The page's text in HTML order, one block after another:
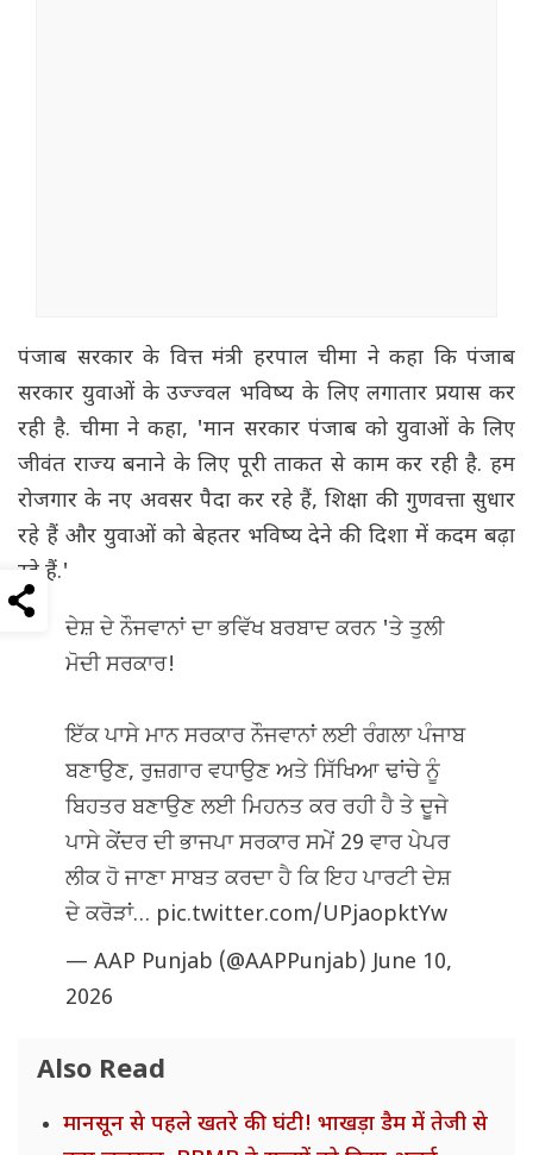
पंजाब सरकार के वित्त मंत्री हरपाल चीमा ने कहा कि पंजाब
सरकार युवाओं के उज्ज्वल भविष्य के लिए लगातार प्रयास कर
रही है. चीमा ने कहा, 'मान सरकार पंजाब को युवाओं के लिए
जीवंत राज्य बनाने के लिए पूरी ताकत से काम कर रही है. हम
रोजगार के नए अवसर पैदा कर रहे हैं, शिक्षा की गुणवत्ता सुधार
रहे हैं और युवाओं को बेहतर भविष्य देने की दिशा में कदम बढ़ा
रहे हैं.'
ਦੇਸ਼ ਦੇ ਨੌਜਵਾਨਾਂ ਦਾ ਭਵਿੱਖ ਬਰਬਾਦ ਕਰਨ 'ਤੇ ਤੁਲੀ
ਮੋਦੀ ਸਰਕਾਰ!
ਇੱਕ ਪਾਸੇ ਮਾਨ ਸਰਕਾਰ ਨੌਜਵਾਨਾਂ ਲਈ ਰੰਗਲਾ ਪੰਜਾਬ
ਬਣਾਉਣ, ਰੁਜ਼ਗਾਰ ਵਧਾਉਣ ਅਤੇ ਸਿੱਖਿਆ ਢਾਂਚੇ ਨੂੰ
ਬਿਹਤਰ ਬਣਾਉਣ ਲਈ ਮਿਹਨਤ ਕਰ ਰਹੀ ਹੈ ਤੇ ਦੂਜੇ
ਪਾਸੇ ਕੇਂਦਰ ਦੀ ਭਾਜਪਾ ਸਰਕਾਰ ਸਮੇਂ 29 ਵਾਰ ਪੇਪਰ
ਲੀਕ ਹੋ ਜਾਣਾ ਸਾਬਤ ਕਰਦਾ ਹੈ ਕਿ ਇਹ ਪਾਰਟੀ ਦੇਸ਼
ਦੇ ਕਰੋੜਾਂ… pic.twitter.com/UPjaopktYw
— AAP Punjab (@AAPPunjab)June 10,
2026
Also Read
मानसून से पहले खतरे की घंटी! भाखड़ा डैम में तेजी से